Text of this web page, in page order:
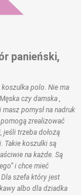
panieński,
koszulka polo. Nie ma
czy damska ,
pomysł na nadruk
zrealizować
trzeba dołożą
Takie koszulki są
na każde. Są
i chce mieć
szefa który jest
albo dla dziadka